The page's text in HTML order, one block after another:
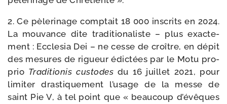
2. Ce pèle­ri­nage comp­tait 18 000 ins­crits en 2024.
La mou­vance dite tra­di­tio­na­liste – plus exac­te­
ment : Ecclesia Dei – ne cesse de croître, en dépit
des mesures de rigueur édic­tées par le Motu pro­
prio Traditionis cus­todes du 16 juillet 2021, pour
limi­ter dras­ti­que­ment l’usage de la messe de
saint Pie V, à tel point que « beau­coup d’évêques